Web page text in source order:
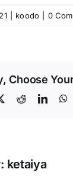
koodo 0
Choose
X Reddit
ketaiya